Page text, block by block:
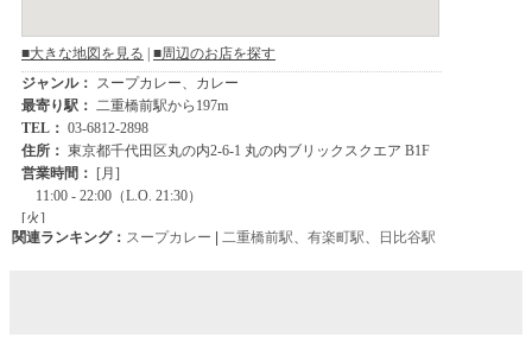
関連ランキング： スープカレー 二重橋前駅、 有楽町駅、 日比谷駅